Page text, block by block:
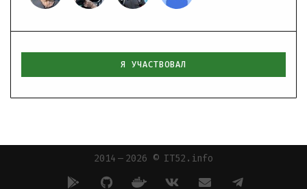
Я УЧАСТВОВАЛ
2014 — 2026 © IT52.info